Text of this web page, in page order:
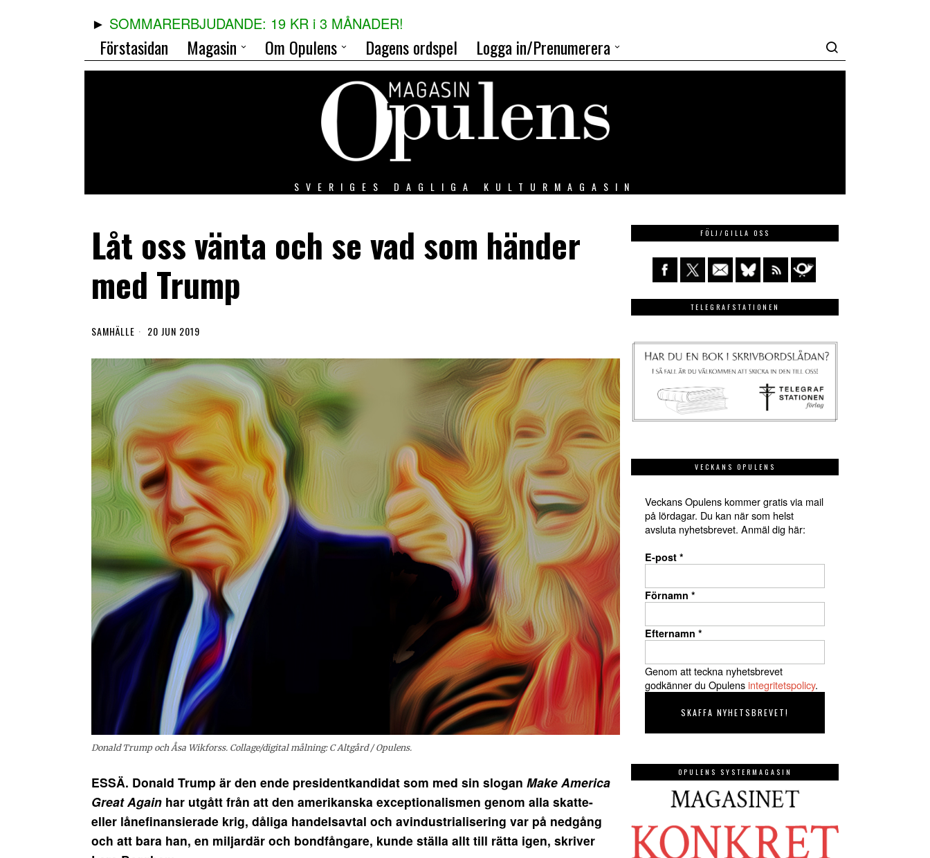
SOMMARERBJUDANDE: 19 KR i 3 MÅNADER!
Förstasidan Magasin Om Opulens Dagens ordspel Logga in/Prenumerera
SVERIGES DAGLIGA KULTURMAGASIN
Låt oss vänta och se vad som händer
med Trump
SAMHÄLLE 20 JUN 2019
Donald Trump och Åsa Wikforss. Collage/digital målning: C Altgård / Opulens.
ESSÄ. Donald Trump är den ende presidentkandidat som med sin slogan Make America
Great Again har utgått från att den amerikanska exceptionalismen genom alla skatte-
eller lånefinansierade krig, dåliga handelsavtal och avindustrialisering var på nedgång
och att bara han, en miljardär och bondfångare, kunde ställa allt till rätta igen, skriver
FÖLJ/GILLA OSS
TELEGRAFSTATIONEN
VECKANS OPULENS
Veckans Opulens kommer gratis via mail
på lördagar. Du kan när som helst
avsluta nyhetsbrevet. Anmäl dig här:
E-post *
Förnamn *
Efternamn *
Genom att teckna nyhetsbrevet
godkänner du Opulensintegritetspolicy.
OPULENS SYSTERMAGASIN